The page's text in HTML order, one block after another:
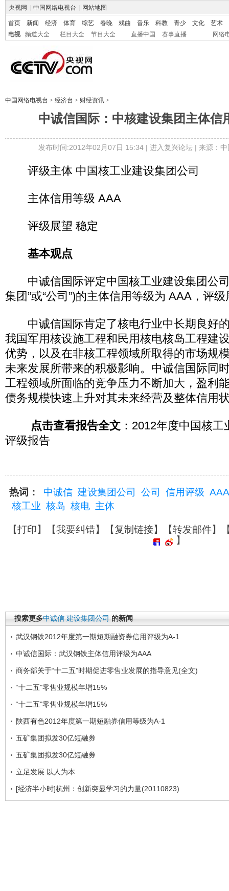
央视网 中国网络电视台 网站地图
首页 新闻 经济 体育 综艺 春晚 戏曲 音乐 科教 青少 文化
艺术
电视
频道大全 栏目大全 节目大全 直播中国 赛事直播 网络
中国网络电视台 > 经济台 > 财经资讯 >
中诚信国际：中核建设集团主体信
发布时间:2012年02月07日 15:34 | 进入复兴论坛| 来源：
评级主体 中国核工业建设集团公司
主体信用等级 AAA
评级展望 稳定
基本观点
中诚信国际评定中国核工业建设集团公司
集团”或“公司”)的主体信用等级为 AAA，评
中诚信国际肯定了核电行业中长期良好
我国军用核设施工程和民用核电核岛工程建
优势，以及在非核工程领域所取得的市场规
未来发展所带来的积极影响。中诚信国际同
工程领域所面临的竞争压力不断加大，盈利
债务规模快速上升对其未来经营及整体信用
点击查看报告全文 ：2012年度中国核
评级报告
热词： 中诚信 建设集团公司 公司 信用评级 AAA
核工业 核岛 核电 主体
【打印】【我要纠错】【复制链接】【转发邮件】
】
搜索更多中诚信 建设集团公司 的新闻
武汉钢铁2012年度第一期短期融资券信用评级为A-1
中诚信国际：武汉钢铁主体信用评级为AAA
商务部关于“十二五”时期促进零售业发展的指导意见(全文)
“十二五”零售业规模年增15%
“十二五”零售业规模年增15%
陕西有色2012年度第一期短融券信用等级为A-1
五矿集团拟发30亿短融券
五矿集团拟发30亿短融券
立足发展 以人为本
[经济半小时]杭州：创新突显学习的力量(20110823)